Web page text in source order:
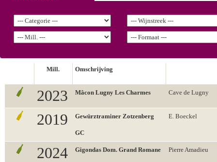
Mill. Omschrijving
2023 Mâcon Lugny Les Charmes Cave de Lugny
2019 Gewürztraminer Zotzenberg
GC
E. Boeckel
2024 Gigondas Dom. Grand Romane Pierre Amadieu